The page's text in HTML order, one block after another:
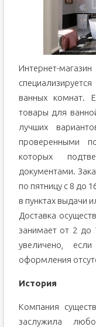
Интернет-
ванных комнат.
товары для
лучших
проверенными
которых
документами.
по пятницу с 8 до
в пунктах выдачи
Доставка
занимает от 2 до
увеличено,
оформления
История
Компания
заслужила